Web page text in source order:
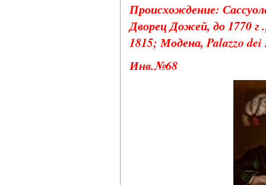
Происхождение:
Дворец Дожей, до 1770
1815; Модена, Palazzo dei
Инв.№68